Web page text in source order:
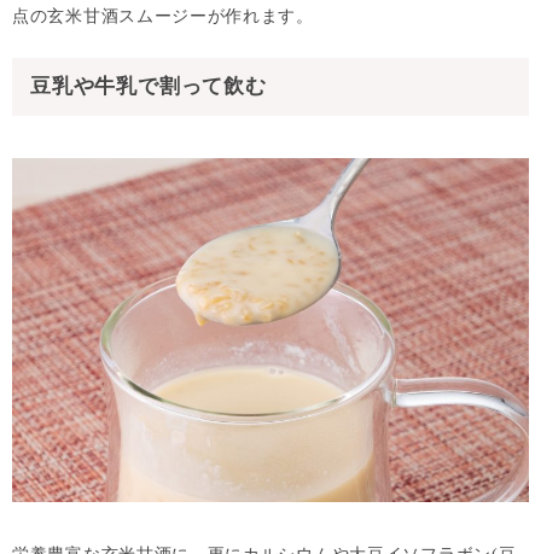
点の玄米甘酒スムージーが作れます。
豆乳や牛乳で割って飲む